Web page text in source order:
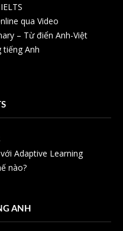
qua Video
– Từ điển Anh-Việt
Anh
Adaptive Learning
nào?
ANH